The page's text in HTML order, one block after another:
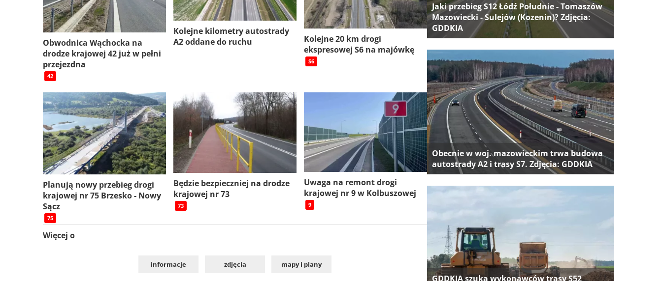
Obwodnica Wąchocka na
drodze krajowej 42 już w pełni
przejezdna
42
Kolejne kilometry autostrady
A2 oddane do ruchu
Kolejne 20 km drogi
ekspresowej S6 na majówkę
S6
Planują nowy przebieg drogi
krajowej nr 75 Brzesko - Nowy
Sącz
75
Będzie bezpieczniej na drodze
krajowej nr 73
73
Uwaga na remont drogi
krajowej nr 9 w Kolbuszowej
9
Więcej o
informacje zdjęcia mapy i plany
Jaki przebieg S12 Łódź Południe - Tomaszów
Mazowiecki - Sulejów (Kozenin)? Zdjęcia:
GDDKIA
Obecnie w woj. mazowieckim trwa budowa
autostrady A2 i trasy S7. Zdjęcia: GDDKIA
GDDKIA szuka wykonawców trasy S52